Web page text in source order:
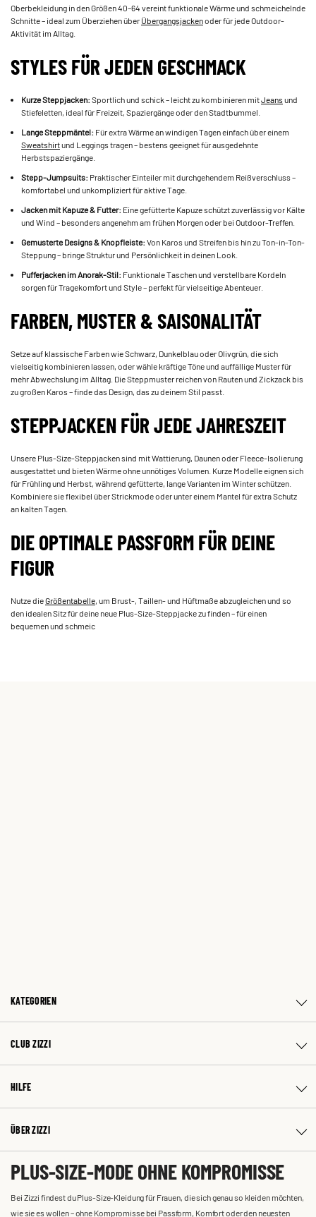
Oberbekleidung in den Größen 40–64 vereint funktionale Wärme und schmeichelnde
Schnitte – ideal zum Überziehen überÜbergangsjackenoder für jede Outdoor-
Aktivität im Alltag.
STYLES FÜR JEDEN GESCHMACK
Kurze Steppjacken:Sportlich und schick – leicht zu kombinieren mitJeansund
Stiefeletten, ideal für Freizeit, Spaziergänge oder den Stadtbummel.
Lange Steppmäntel: Für extra Wärme an windigen Tagen einfach über einem
Sweatshirtund Leggings tragen – bestens geeignet für ausgedehnte
Herbstspaziergänge.
Stepp-Jumpsuits: Praktischer Einteiler mit durchgehendem Reißverschluss –
komfortabel und unkompliziert für aktive Tage.
Jacken mit Kapuze & Futter: Eine gefütterte Kapuze schützt zuverlässig vor Kälte
und Wind – besonders angenehm am frühen Morgen oder bei Outdoor-Treffen.
Gemusterte Designs & Knopfleiste:Von Karos und Streifen bis hin zu Ton-in-Ton-
Steppung – bringe Struktur und Persönlichkeit in deinen Look.
Pufferjacken im Anorak-Stil: Funktionale Taschen und verstellbare Kordeln
sorgen für Tragekomfort und Style – perfekt für vielseitige Abenteuer.
FARBEN, MUSTER & SAISONALITÄT
Setze auf klassische Farben wie Schwarz, Dunkelblau oder Olivgrün, die sich
vielseitig kombinieren lassen, oder wähle kräftige Töne und auffällige Muster für
mehr Abwechslung im Alltag. Die Steppmuster reichen von Rauten und Zickzack bis
zu großen Karos – finde das Design, das zu deinem Stil passt.
STEPPJACKEN FÜR JEDE JAHRESZEIT
Unsere Plus-Size-Steppjacken sind mit Wattierung, Daunen oder Fleece-Isolierung
ausgestattet und bieten Wärme ohne unnötiges Volumen. Kurze Modelle eignen sich
für Frühling und Herbst, während gefütterte, lange Varianten im Winter schützen.
Kombiniere sie flexibel über Strickmode oder unter einem Mantel für extra Schutz
an kalten Tagen.
DIE OPTIMALE PASSFORM FÜR DEINE
FIGUR
Nutze dieGrößentabelle, um Brust-, Taillen- und Hüftmaße abzugleichen und so
den idealen Sitz für deine neue Plus-Size-Steppjacke zu finden – für einen
bequemen und schmeic
KATEGORIEN
CLUB ZIZZI
HILFE
ÜBER ZIZZI
PLUS-SIZE-MODE OHNE KOMPROMISSE
Bei Zizzi findest du Plus-Size-Kleidung für Frauen, die sich genau so kleiden möchten,
wie sie es wollen – ohne Kompromisse bei Passform, Komfort oder den neuesten